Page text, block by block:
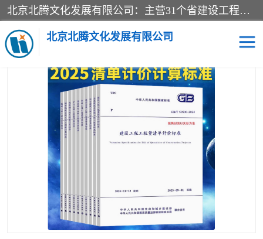
北京北腾文化发展有限公司：主营31个省建设工程预算书,工程预算软件,工程计价依据,工程造价定额,工程量清单计价定额,建设工程量消耗量定额,各行业工程预算定额,铁路定额,电力定额,矿山定额,*,黄金定额,钢铁企业检修定额,中石化安装检修定额,煤矿图书,医院书籍等.诚信的经营，在发展的同时公司不忘不断总结不断优化为客户的服务，和一如既往的热情赢得了新老客户的极高评价及青睐。
北京北腾文化发展有限公司
当前位置：首页>供应商机>标准图书> 新书GB/T50860-2024构筑
物工程工程量计算标准全10册
预算定额
电力图书 煤矿图书
标准图书 铁路建设工程预算定额
电力行业工程预算定额 石油化工安装预算定额
新石油化工检修定额 石油化工概算定额数据